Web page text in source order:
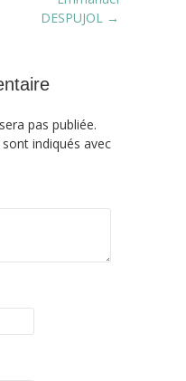
DESPUJOL
→
pas publiée.
indiqués avec